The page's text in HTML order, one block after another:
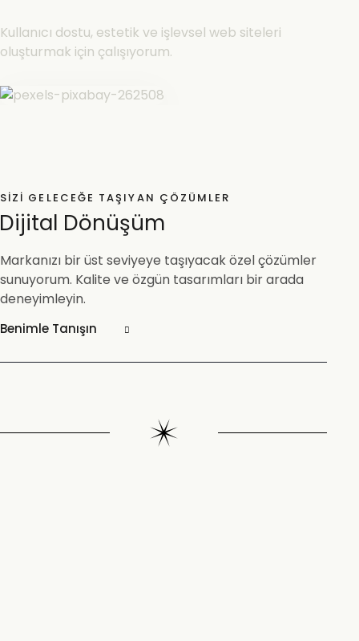
Kullanıcı dostu, estetik ve işlevsel web siteleri
oluşturmak için çalışıyorum.
SIZI GELECEĞE TAŞIYAN ÇÖZÜMLER
Dijital Dönüşüm
Markanızı bir üst seviyeye taşıyacak özel çözümler
sunuyorum. Kalite ve özgün tasarımları bir arada
deneyimleyin.
Benimle Tanışın